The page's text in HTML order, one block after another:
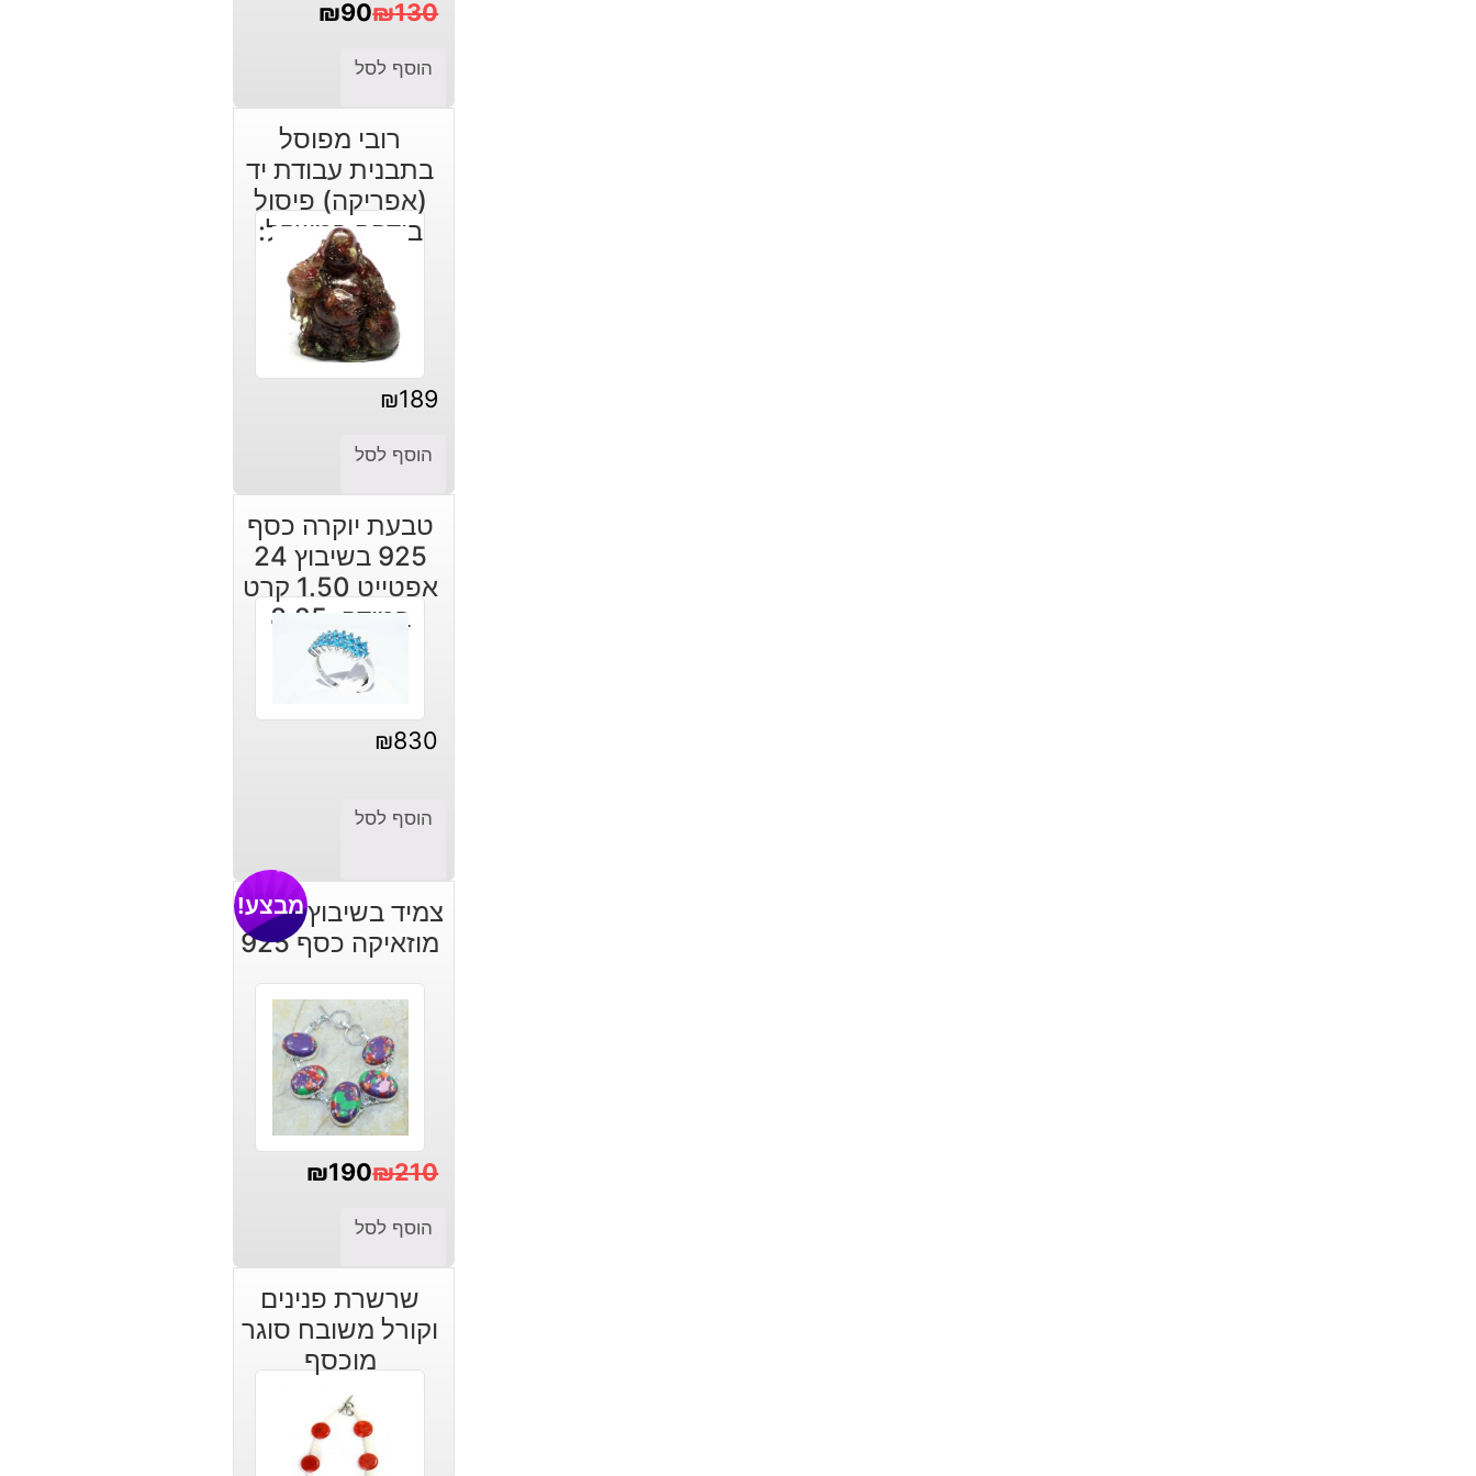
₪130
המקורי
היה:
₪130.
₪90
הנוכחי
הוא:
₪90.
הוסף לסל
רובי מפוסל
בתבנית עבודת יד
(אפריקה) פיסול
בודהה במשקל:
222 קרט
₪189
הוסף לסל
טבעת יוקרה כסף
925 בשיבוץ 24
אפטייט 1.50 קרט
במידה: 8.25
₪830
הוסף לסל
צמיד בשיבוץ ג'ספר
מוזאיקה כסף 925
מבצע!
₪210
המקורי
היה:
₪210.
₪190
הנוכחי
הוא:
₪190.
הוסף לסל
שרשרת פנינים
וקורל משובח סוגר
מוכסף